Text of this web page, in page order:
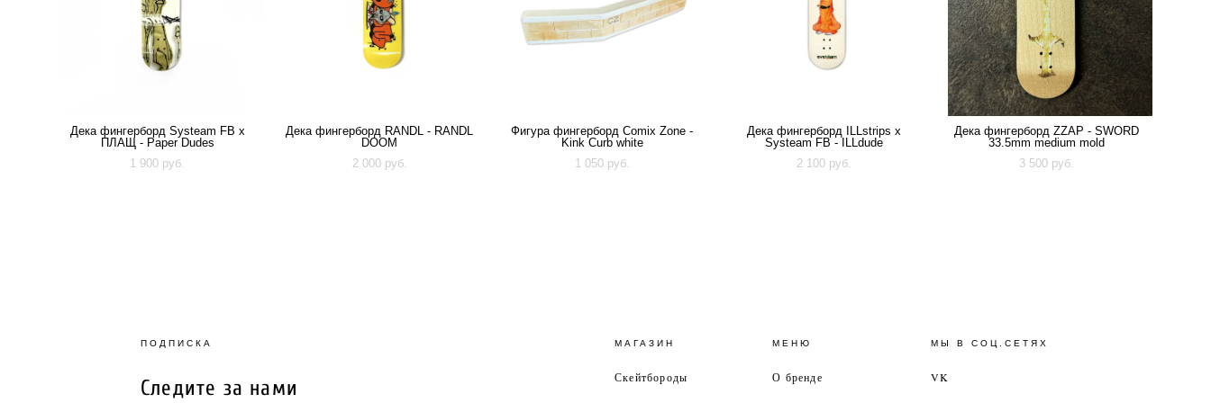
Дека фингерборд Systeam FB x
ПЛАЩ - Paper Dudes
1 900 pуб.
Дека фингерборд RANDL - RANDL
DOOM
2 000 pуб.
Фигура фингерборд Comix Zone -
Kink Curb white
1 050 pуб.
Дека фингерборд ILLstrips x
Systeam FB - ILLdude
2 100 pуб.
Дека фингерборд ZZAP - SWORD
33.5mm medium mold
3 500 pуб.
ПОДПИСКА
Следите за нами
МАГАЗИН
Скейтбороды
МЕНЮ
О бренде
МЫ В СОЦ.СЕТЯХ
VK